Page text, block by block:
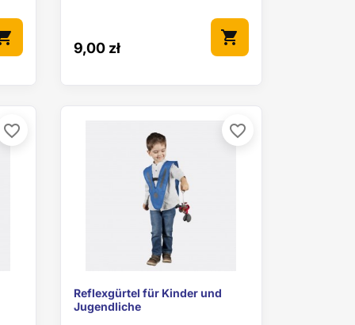
9,00 zł
shopping_cart
favorite_border
Vorschau
Reflexgürtel für Kinder und
Jugendliche
favorite_border